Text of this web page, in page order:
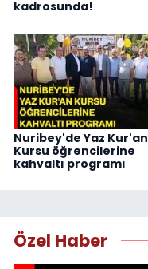
kadrosunda!
Nuribey'de Yaz Kur'an
Kursu öğrencilerine
kahvaltı programı
Özel Haber